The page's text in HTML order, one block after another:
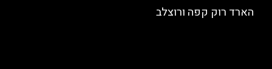
הארד רוק קפה ורוצלב